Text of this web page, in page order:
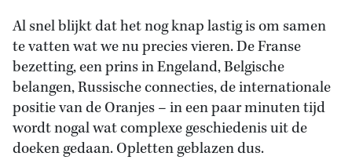
Al snel blijkt dat het nog knap lastig is om samen
te vatten wat we nu precies vieren. De Franse
bezetting, een prins in Engeland, Belgische
belangen, Russische connecties, de internationale
positie van de Oranjes – in een paar minuten tijd
wordt nogal wat complexe geschiedenis uit de
doeken gedaan. Opletten geblazen dus.